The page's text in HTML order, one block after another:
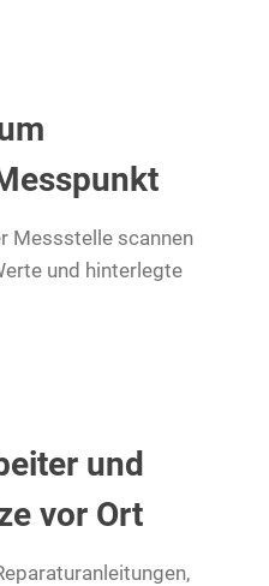
Messstelle scannen
und hinterlegte
und
vor Ort